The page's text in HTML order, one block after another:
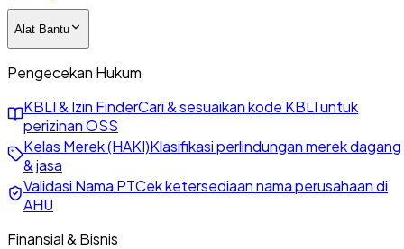
Alat Bantu
Pengecekan Hukum
KBLI & Izin FinderCari & sesuaikan kode KBLI untuk
perizinan OSS
Kelas Merek (HAKI)Klasifikasi perlindungan merek dagang
& jasa
Validasi Nama PTCek ketersediaan nama perusahaan di
AHU
Finansial & Bisnis